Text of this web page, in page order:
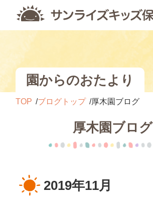
園からのおたより
TOP ブログトップ 厚木園ブログ
厚木園ブログ
2019年11月